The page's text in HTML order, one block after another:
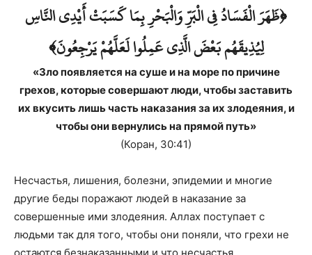
﴿ظَهَرَ الْفَسَادُ فِي الْبَرِّ وَالْبَحْرِ بِمَا كَسَبَتْ أَيْدِي النَّاسِ
لِيُذِيقَهُم بَعْضَ الَّذِي عَمِلُوا لَعَلَّهُمْ يَرْجِعُونَ﴾
«Зло появляется на суше и на море по причине
грехов, которые совершают люди, чтобы заставить
их вкусить лишь часть наказания за их злодеяния, и
чтобы они вернулись на прямой путь»
(Коран, 30:41)
Несчастья, лишения, болезни, эпидемии и многие
другие беды поражают людей в наказание за
совершенные ими злодеяния. Аллах поступает с
людьми так для того, чтобы они поняли, что грехи не